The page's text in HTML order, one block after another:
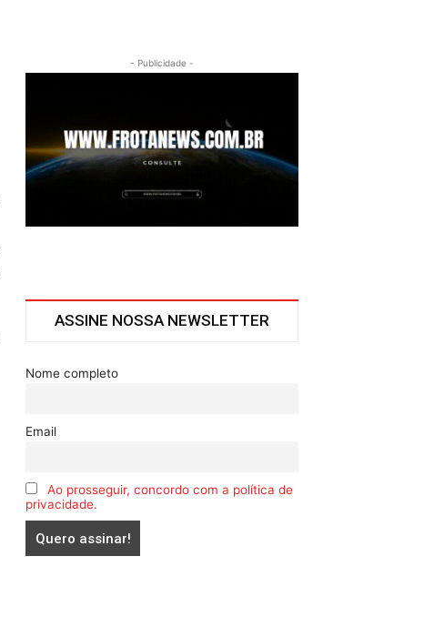
- Publicidade -
ASSINE NOSSA NEWSLETTER
Nome completo
Email
Ao prosseguir, concordo com a política de
privacidade.